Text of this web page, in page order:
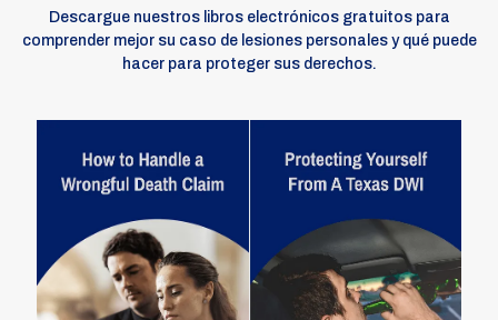
Descargue nuestros libros electrónicos gratuitos para
comprender mejor su caso de lesiones personales y qué puede
hacer para proteger sus derechos.